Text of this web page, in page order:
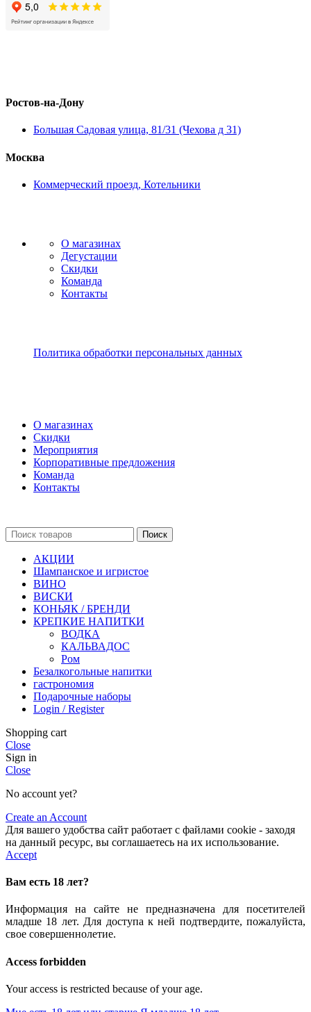
Ростов-на-Дону
Большая Садовая улица, 81/31 (Чехова д 31)
Москва
Коммерческий проезд, Котельники
О магазинах
Дегустации
Скидки
Команда
Контакты
Политика обработки персональных данных
О магазинах
Скидки
Мероприятия
Корпоративные предложения
Команда
Контакты
Поиск
АКЦИИ
Шампанское и игристое
ВИНО
ВИСКИ
КОНЬЯК / БРЕНДИ
КРЕПКИЕ НАПИТКИ
ВОДКА
КАЛЬВАДОС
Ром
Безалкогольные напитки
гастрономия
Подарочные наборы
Login / Register
Shopping cart
Close
Sign in
Close
No account yet?
Create an Account
Для вашего удобства сайт работает с файлами cookie - заходя
на данный ресурс, вы соглашаетесь на их использование.
Accept
Вам есть 18 лет?
Информация на сайте не предназначена для посетителей
младше 18 лет. Для доступа к ней подтвердите, пожалуйста,
свое совершеннолетие.
Access forbidden
Your access is restricted because of your age.